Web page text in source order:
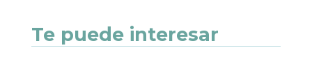
Te puede interesar